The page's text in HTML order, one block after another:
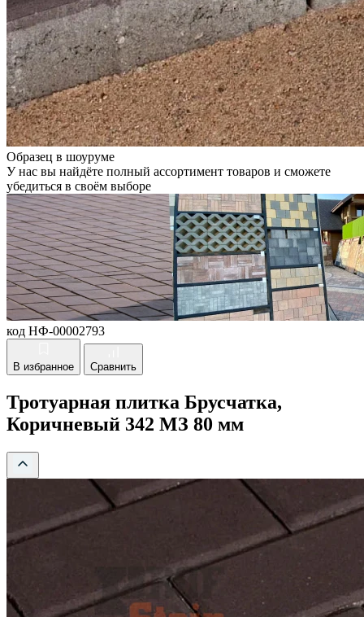
Образец в шоуруме
У нас вы найдёте полный ассортимент товаров и сможете
убедиться в своём выборе
код НФ-00002793
В избранное Сравнить
Тротуарная плитка Брусчатка,
Коричневый 342 МЗ 80 мм